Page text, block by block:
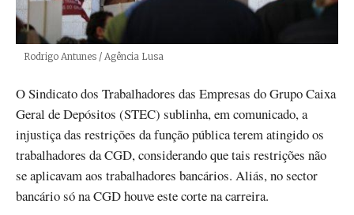
Créditos
Rodrigo Antunes / Agência Lusa
O Sindicato dos Trabalhadores das Empresas do Grupo Caixa
Geral de Depósitos (STEC) sublinha, em comunicado, a
injustiça das restrições da função pública terem atingido os
trabalhadores da CGD, considerando que tais restrições não
se aplicavam aos trabalhadores bancários. Aliás, no sector
bancário só na CGD houve este corte na carreira.